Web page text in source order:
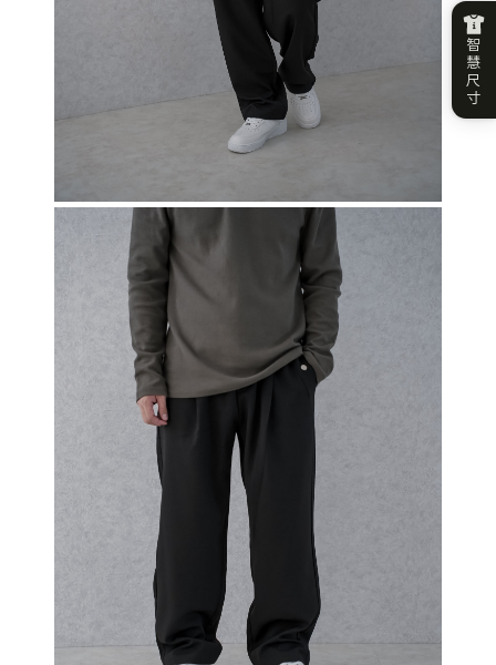
智
慧
尺
寸